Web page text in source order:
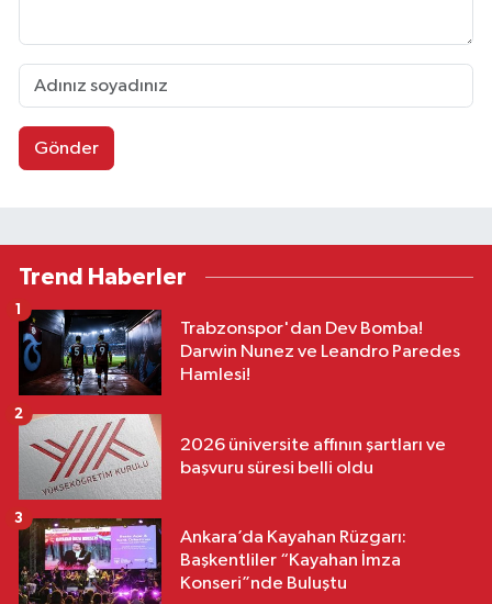
Gönder
Trend Haberler
Trabzonspor'dan Dev Bomba!
Darwin Nunez ve Leandro Paredes
Hamlesi!
1
2026 üniversite affının şartları ve
başvuru süresi belli oldu
2
Ankara’da Kayahan Rüzgarı:
Başkentliler “Kayahan İmza
Konseri”nde Buluştu
3